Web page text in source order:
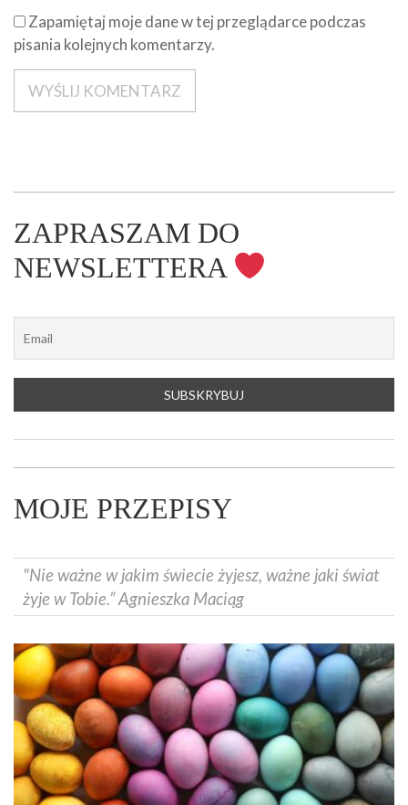
Zapamiętaj moje dane w tej przeglądarce podczas
pisania kolejnych komentarzy.
ZAPRASZAM DO
NEWSLETTERA
MOJE PRZEPISY
"Nie ważne w jakim świecie żyjesz, ważne jaki świat
żyje w Tobie.” Agnieszka Maciąg